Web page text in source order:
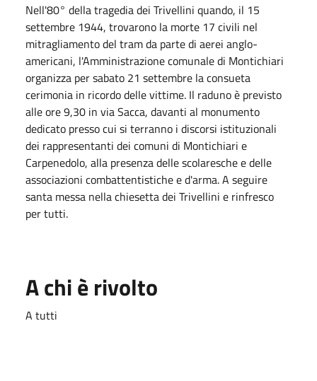
Nell'80° della tragedia dei Trivellini quando, il 15
settembre 1944, trovarono la morte 17 civili nel
mitragliamento del tram da parte di aerei anglo-
americani, l'Amministrazione comunale di Montichiari
organizza per sabato 21 settembre la consueta
cerimonia in ricordo delle vittime. Il raduno è previsto
alle ore 9,30 in via Sacca, davanti al monumento
dedicato presso cui si terranno i discorsi istituzionali
dei rappresentanti dei comuni di Montichiari e
Carpenedolo, alla presenza delle scolaresche e delle
associazioni combattentistiche e d'arma. A seguire
santa messa nella chiesetta dei Trivellini e rinfresco
per tutti.
A chi è rivolto
A tutti